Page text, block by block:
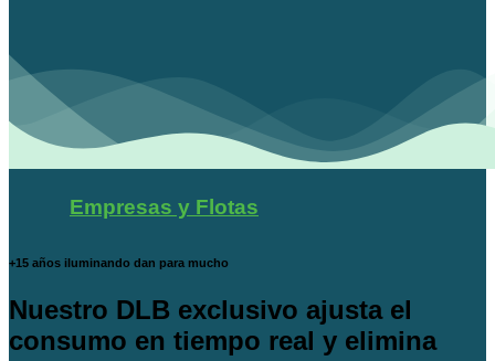
Empresas y Flotas
+15 años iluminando dan para mucho
Nuestro DLB exclusivo ajusta el
consumo en tiempo real y elimina